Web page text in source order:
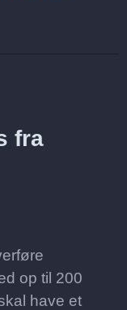
fra
op til 200
have et